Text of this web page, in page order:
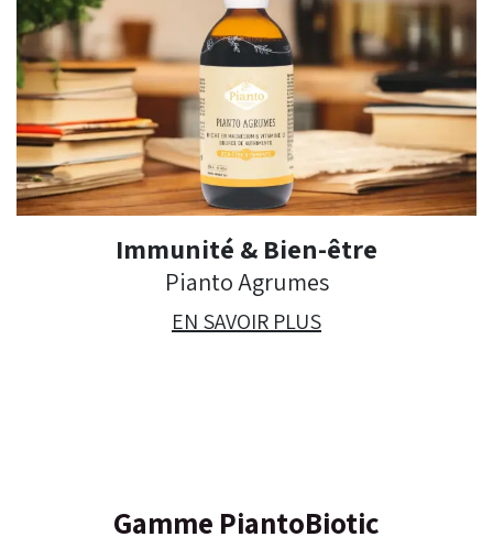
Immunité & Bien-être
Pianto Agrumes
EN SAVOIR PLUS
Gamme PiantoBiotic